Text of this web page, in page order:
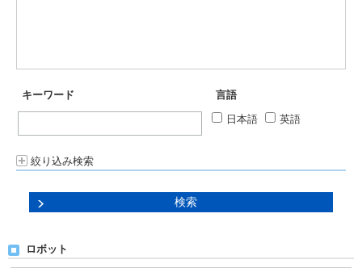
キーワード
言語
日本語
英語
絞り込み検索
ロボット